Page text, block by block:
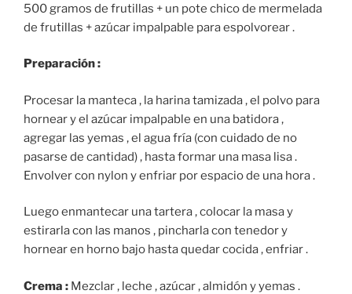
500 gramos de frutillas + un pote chico de mermelada
de frutillas + azúcar impalpable para espolvorear .
Preparación :
Procesar la manteca , la harina tamizada , el polvo para
hornear y el azúcar impalpable en una batidora ,
agregar las yemas , el agua fría (con cuidado de no
pasarse de cantidad) , hasta formar una masa lisa .
Envolver con nylon y enfriar por espacio de una hora .
Luego enmantecar una tartera , colocar la masa y
estirarla con las manos , pincharla con tenedor y
hornear en horno bajo hasta quedar cocida , enfriar .
Crema : Mezclar , leche , azúcar , almidón y yemas .